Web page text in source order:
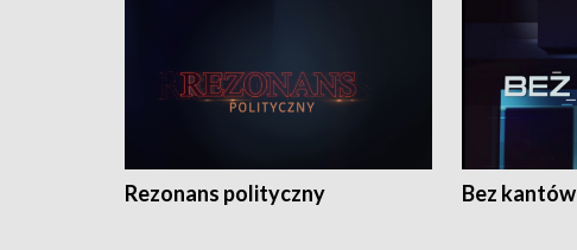
Rezonans polityczny Bez kantów